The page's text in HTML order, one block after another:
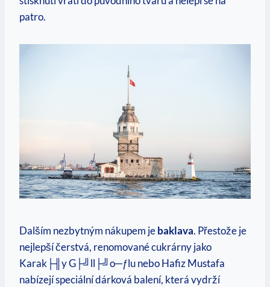
patro.
Dalším nezbytným nákupem jebaklava. Přestože je
nejlepší čerstvá, renomované cukrárny jako
Karak├╢y G├╝ll├╝o─ƒlu nebo Hafiz Mustafa
nabízejí speciální dárková balení, která vydrží